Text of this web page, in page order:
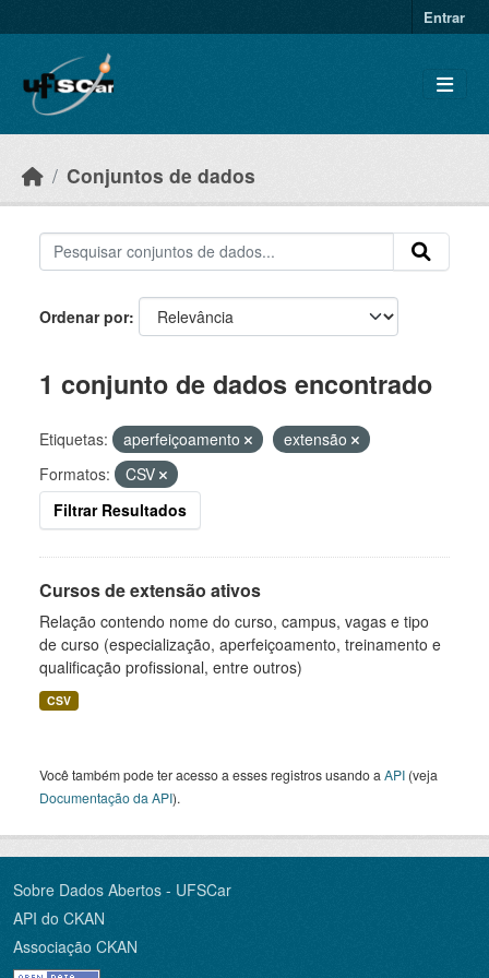
Entrar
Conjuntos de dados
Ordenar por
1 conjunto de dados encontrado
Etiquetas: aperfeiçoamento
extensão
Formatos:
CSV
Filtrar Resultados
Cursos de extensão ativos
Relação contendo nome do curso, campus, vagas e tipo
de curso (especialização, aperfeiçoamento, treinamento e
qualificação profissional, entre outros)
CSV
Você também pode ter acesso a esses registros usando a API (veja
Documentação da API).
Sobre Dados Abertos - UFSCar
API do CKAN
Associação CKAN